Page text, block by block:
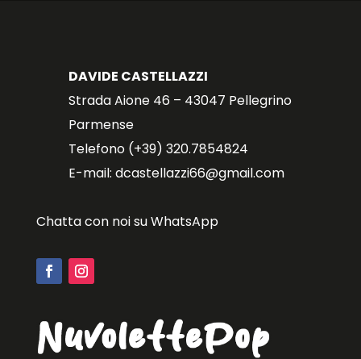
DAVIDE CASTELLAZZI
Strada Aione 46 – 43047 Pellegrino
Parmense
Telefono (+39) 320.7854824
E-mail: dcastellazzi66@gmail.com
Chatta con noi su WhatsApp